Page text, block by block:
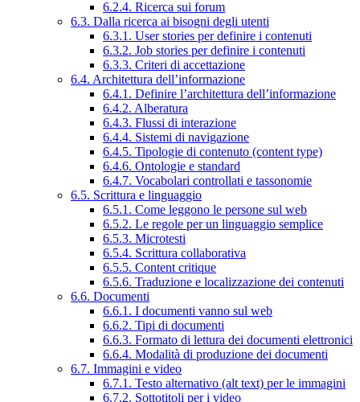
6.2.4. Ricerca sui forum
6.3. Dalla ricerca ai bisogni degli utenti
6.3.1. User stories per definire i contenuti
6.3.2. Job stories per definire i contenuti
6.3.3. Criteri di accettazione
6.4. Architettura dell’informazione
6.4.1. Definire l’architettura dell’informazione
6.4.2. Alberatura
6.4.3. Flussi di interazione
6.4.4. Sistemi di navigazione
6.4.5. Tipologie di contenuto (content type)
6.4.6. Ontologie e standard
6.4.7. Vocabolari controllati e tassonomie
6.5. Scrittura e linguaggio
6.5.1. Come leggono le persone sul web
6.5.2. Le regole per un linguaggio semplice
6.5.3. Microtesti
6.5.4. Scrittura collaborativa
6.5.5. Content critique
6.5.6. Traduzione e localizzazione dei contenuti
6.6. Documenti
6.6.1. I documenti vanno sul web
6.6.2. Tipi di documenti
6.6.3. Formato di lettura dei documenti elettronici
6.6.4. Modalità di produzione dei documenti
6.7. Immagini e video
6.7.1. Testo alternativo (alt text) per le immagini
6.7.2. Sottotitoli per i video